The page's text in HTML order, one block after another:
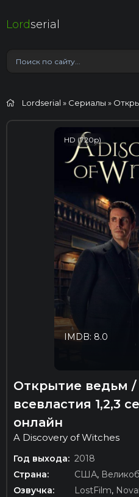
Lordserial
Lordserial » Сериалы »
HD (720p)
IMDB: 8.0
Открытие ведьм
всевластия 1,2,3
онлайн
A Discovery of Witches
Год выхода: 2018
Страна:
США,
Озвучка:
LostFilm,